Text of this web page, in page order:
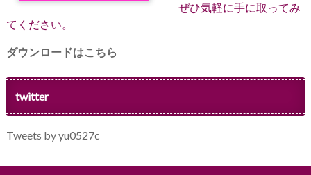
ぜひ気軽に手に取ってみ
てください。
ダウンロードはこちら
twitter
Tweets by yu0527c